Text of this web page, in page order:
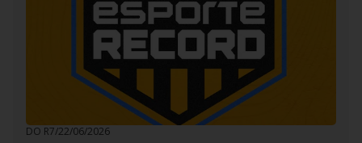
DO R7/22/06/2026